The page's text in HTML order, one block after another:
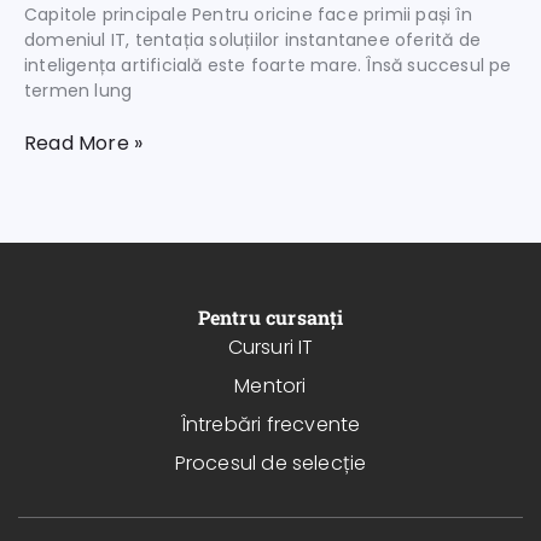
Capitole principale Pentru oricine face primii pași în
domeniul IT, tentația soluțiilor instantanee oferită de
inteligența artificială este foarte mare. Însă succesul pe
termen lung
Read More »
Pentru cursanți
Cursuri IT
Mentori
Întrebări frecvente
Procesul de selecție